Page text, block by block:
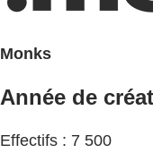
Monks
Année de
Effectifs : 7 500